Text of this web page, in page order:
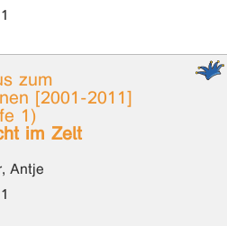
zum
[2001-2011]
1)
im Zelt
Antje